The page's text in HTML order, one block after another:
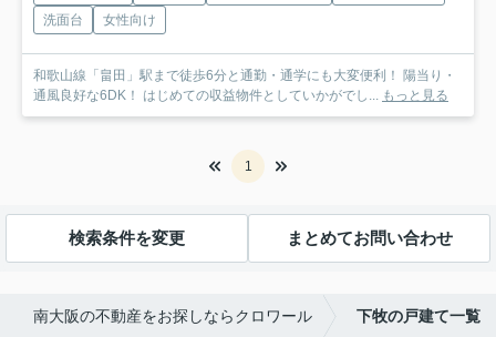
洗面台
女性向け
和歌山線「畠田」駅まで徒歩6分と通勤・通学にも大変便利！ 陽当り・
通風良好な6DK！ はじめての収益物件としていかがでし...
もっと見る
1
検索条件を変更 まとめてお問い合わせ
南大阪の不動産をお探しならクロワール 下牧の戸建て一覧